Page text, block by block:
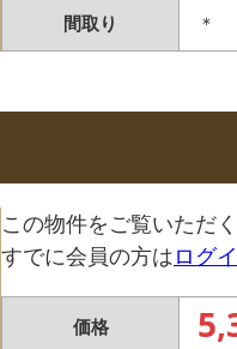
間取り ＊
この物件をご覧いただく
すでに会員の方はログ
価格